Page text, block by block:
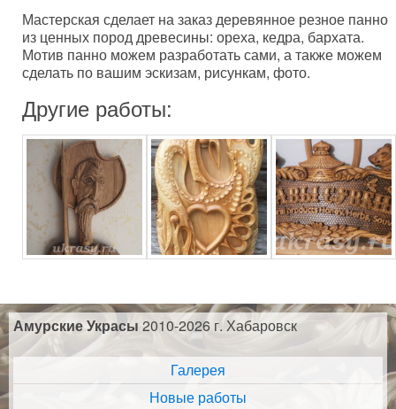
Мастерская сделает на заказ деревянное резное панно
из ценных пород древесины: ореха, кедра, бархата.
Мотив панно можем разработать сами, а также можем
сделать по вашим эскизам, рисункам, фото.
Другие работы:
Амурские Украсы 2010-2026 г. Хабаровск
Галерея
Новые работы